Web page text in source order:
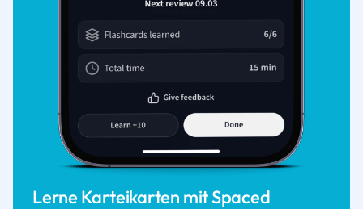
Lerne Karteikarten mit Spaced